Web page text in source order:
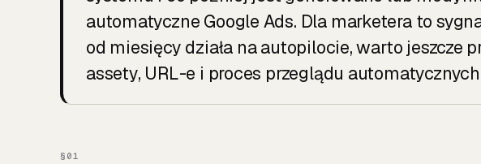
automatyczne Google Ads. Dla marketera to
od miesięcy działa na autopilocie, warto jeszcze
assety, URL-e i proces przeglądu